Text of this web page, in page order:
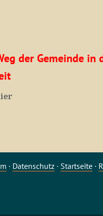
der Gemeinde in
· Datenschutz· Startseite·